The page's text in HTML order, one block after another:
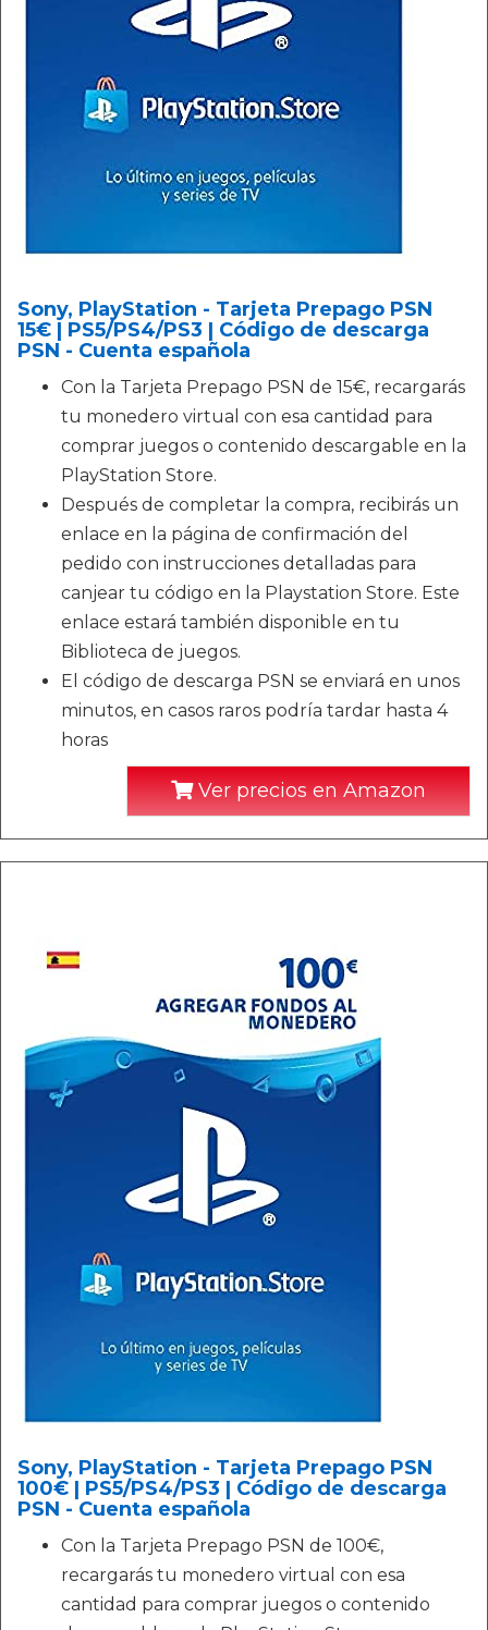
Sony, PlayStation - Tarjeta Prepago PSN
15€ | PS5/PS4/PS3 | Código de descarga
PSN - Cuenta española
Con la Tarjeta Prepago PSN de 15€, recargarás
tu monedero virtual con esa cantidad para
comprar juegos o contenido descargable en la
PlayStation Store.
Después de completar la compra, recibirás un
enlace en la página de confirmación del
pedido con instrucciones detalladas para
canjear tu código en la Playstation Store. Este
enlace estará también disponible en tu
Biblioteca de juegos.
El código de descarga PSN se enviará en unos
minutos, en casos raros podría tardar hasta 4
horas
Ver precios en Amazon
Sony, PlayStation - Tarjeta Prepago PSN
100€ | PS5/PS4/PS3 | Código de descarga
PSN - Cuenta española
Con la Tarjeta Prepago PSN de 100€,
recargarás tu monedero virtual con esa
cantidad para comprar juegos o contenido